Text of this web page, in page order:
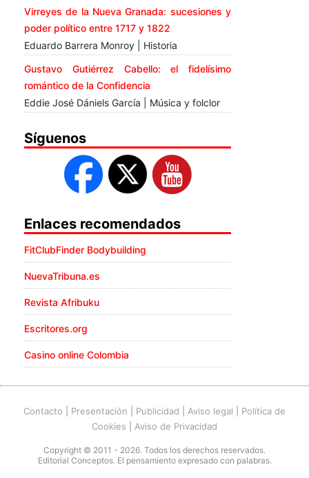
Virreyes de la Nueva Granada: sucesiones y
poder político entre 1717 y 1822
Eduardo Barrera Monroy | Historia
Gustavo Gutiérrez Cabello: el fidelísimo
romántico de la Confidencia
Eddie José Dániels García | Música y folclor
Síguenos
Enlaces recomendados
FitClubFinder Bodybuilding
NuevaTribuna.es
Revista Afribuku
Escritores.org
Casino online Colombia
Contacto Presentación Publicidad Aviso legal
Política de
Cookies
Aviso de Privacidad
Copyright © 2011 - 2026. Todos los derechos reservados.
Editorial Conceptos. El pensamiento expresado con palabras.